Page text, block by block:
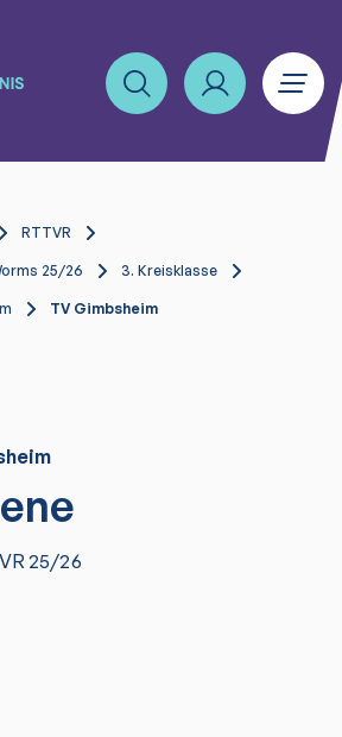
RTTVR
25/26 3. Kreisklasse
TV Gimbsheim
25/26